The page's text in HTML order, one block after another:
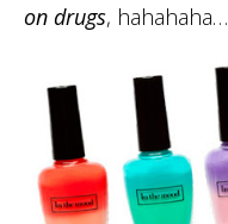
on drugs, hahahaha…